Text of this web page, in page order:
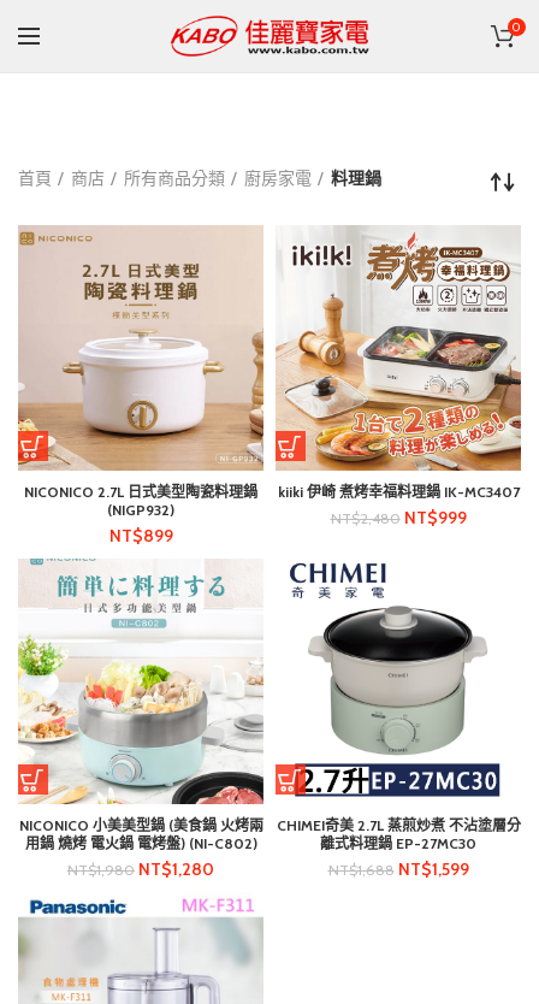
0
首頁 商店 所有商品分類 廚房家電 料理鍋
NICONICO 2.7L 日式美型陶瓷料理鍋
(NIGP932)
NT$899
kiiki 伊崎 煮烤幸福料理鍋 IK-MC3407
NT$2,480 NT$999
NICONICO 小美美型鍋 (美食鍋 火烤兩
用鍋 燒烤 電火鍋 電烤盤) (NI-C802)
NT$1,980 NT$1,280
CHIMEI奇美 2.7L 蒸煎炒煮 不沾塗層分
離式料理鍋 EP-27MC30
NT$1,688 NT$1,599